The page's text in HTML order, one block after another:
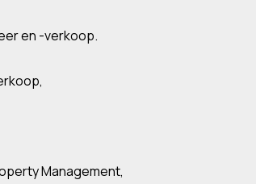
en -verkoop.
Management,